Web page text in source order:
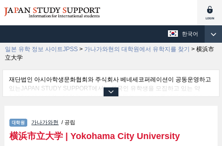
한국어
일본 유학 정보 사이트JPSS > 가나가와현의 대학원에서 유학지를 찾기 > 横浜市
立大学
재단법인 아시아학생문화협회와 주식회사 베네세코퍼레이션이 공동운영하고
있는JAPAN STUDY SUPPORT에서는 외국인 유학생을 모집하고 있는 약
1,300여 개의 대학・대학원・단기대학・전문학교의 정보를 게재하고 있습니
School of Medicine및국제 경영및도시사회 문화연구과및생명 나노시스템 과
학연구과및Graduate School of Medical Life Science및Graduate School of
Data Science 등의 연구과별 정보, 모집정원과 합격자수 등의 입시정보, 시설
가나가와현 / 공립
横浜市立大学| Yokohama City University